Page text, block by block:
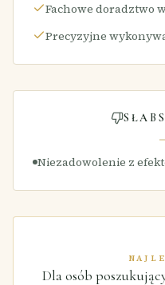
Fachowe doradztwo
Precyzyjne
Niezadowolenie z
Dla osób